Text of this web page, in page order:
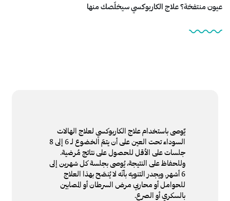
عيون منتفخة؟ علاج الكاربوكسي سيخلّصك منها
يٌوصى باستخدام علاج الكاربوكسي لعلاج الهالات
السوداء تحت العين على أن يتمّ الخضوع لـ 6 إلى 8
جلسات على الأقل للحصول على نتائج مُرضية.
وللحفاظ على النتيجة، يُوصى بجلسة كل شهرين إلى
6 أشهر. ويجدر التنويه بأنّه لا يُنصَح بهذا العلاج
للحوامل أو محاربي مرض السرطان أو المصابين
بالسكري أو الصرع.